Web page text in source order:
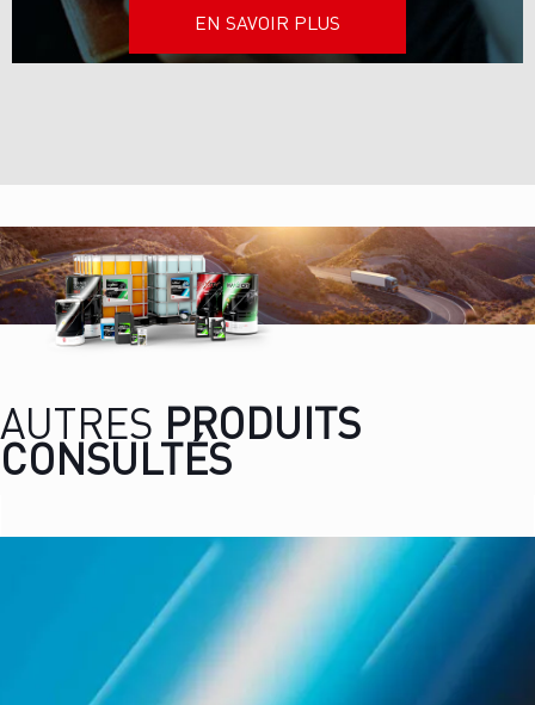
EN SAVOIR PLUS
AUTRES PRODUITS
CONSULTÉS